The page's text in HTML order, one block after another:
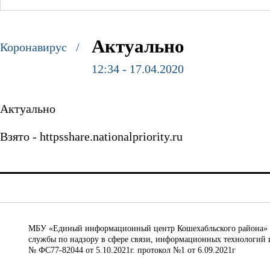
Коронавирус / Актуально
12:34 - 17.04.2020
Актуально
Взято - httpsshare.nationalpriority.ru
МБУ «Единый информационный центр Кошехабльского района»
службы по надзору в сфере связи, информационных
№ ФС77-82044 от 5.10.2021г. протокол №1 от 6.09.2021г